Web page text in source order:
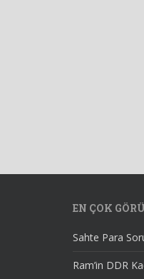
EN ÇOK
Sahte Para
Ram’in DDR